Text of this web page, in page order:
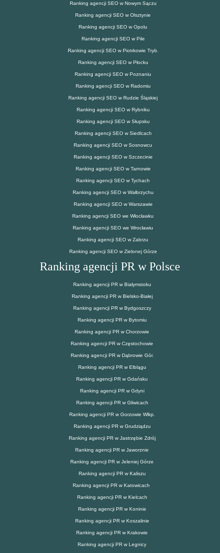
Ranking agencji SEO w Nowym Sączu
Ranking agencji SEO w Olsztynie
Ranking agencji SEO w Opolu
Ranking agencji SEO w Pile
Ranking agencji SEO w Piotrkowie Tryb.
Ranking agencji SEO w Płocku
Ranking agencji SEO w Poznaniu
Ranking agencji SEO w Radomiu
Ranking agencji SEO w Rudzie Śląskiej
Ranking agencji SEO w Rybniku
Ranking agencji SEO w Słupsku
Ranking agencji SEO w Siedlcach
Ranking agencji SEO w Sosnowcu
Ranking agencji SEO w Szczecinie
Ranking agencji SEO w Tarnowie
Ranking agencji SEO w Tychach
Ranking agencji SEO w Wałbrzychu
Ranking agencji SEO w Warszawie
Ranking agencji SEO we Włocławku
Ranking agencji SEO we Wrocławiu
Ranking agencji SEO w Zabrzu
Ranking agencji SEO w Zielonej Górze
Ranking agencji PR w Polsce
Ranking agencji PR w Białymstoku
Ranking agencji PR w Bielsko-Białej
Ranking agencji PR w Bydgoszczy
Ranking agencji PR w Bytomiu
Ranking agencji PR w Chorzowie
Ranking agencji PR w Częstochowie
Ranking agencji PR w Dąbrowie Gór.
Ranking agencji PR w Elblągu
Ranking agencji PR w Gdańsku
Ranking agencji PR w Gdyni
Ranking agencji PR w Gliwicach
Ranking agencji PR w Gorzowie Wlkp.
Ranking agencji PR w Grudziądzu
Ranking agencji PR w Jastrzębie Zdrój
Ranking agencji PR w Jaworznie
Ranking agencji PR w Jeleniej Górze
Ranking agencji PR w Kaliszu
Ranking agencji PR w Katowicach
Ranking agencji PR w Kielcach
Ranking agencji PR w Koninie
Ranking agencji PR w Koszalinie
Ranking agencji PR w Krakowie
Ranking agencji PR w Legnicy